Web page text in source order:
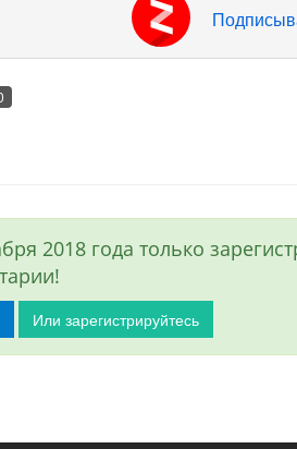
2018 года только
Или зарегистрируйтесь